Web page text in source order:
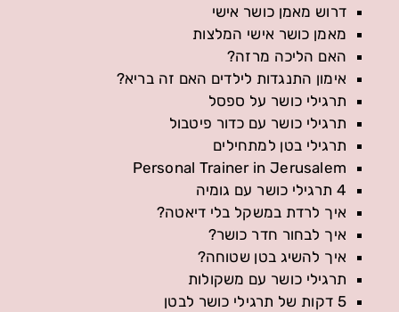
דרוש מאמן כושר אישי
מאמן כושר אישי המלצות
האם הליכה מרזה?
אימון התנגדות לילדים האם זה בריא?
תרגילי כושר על ספסל
תרגילי כושר עם כדור פיטבול
תרגילי בטן למתחילים
Personal Trainer in Jerusalem
4 תרגילי כושר עם גומיה
איך לרדת במשקל בלי דיאטה?
איך לבחור חדר כושר?
איך להשיג בטן שטוחה?
תרגילי כושר עם משקולות
5 דקות של תרגילי כושר לבטן